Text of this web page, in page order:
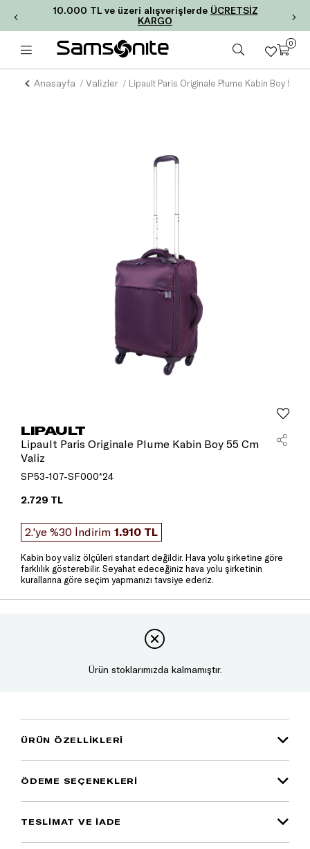
10.000 TL ve üzeri alışverişlerde ÜCRETSİZ
KARGO
0
Anasayfa Valizler Lipault Paris Originale Plume Kabin Boy 55
LIPAULT
Lipault Paris Originale Plume Kabin Boy 55 Cm
Valiz
SP53-107-SF000*24
2.729 TL
2.'ye %30 İndirim 1.910 TL
Kabin boy valiz ölçüleri standart değildir. Hava yolu şirketine göre
farklılık gösterebilir. Seyahat edeceğiniz hava yolu şirketinin
kurallarına göre seçim yapmanızı tavsiye ederiz.
Ürün stoklarımızda kalmamıştır.
ÜRÜN ÖZELLIKLERI
ÖDEME SEÇENEKLERI
TESLİMAT VE İADE